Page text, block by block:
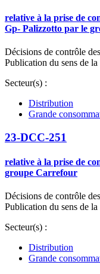
relative à la prise de
Gp- Palizzotto par le
Décisions de contrôle
Publication du sens de
Secteur(s) :
Distribution
Grande
23-DCC-251
relative à la prise de
groupe Carrefour
Décisions de contrôle
Publication du sens de
Secteur(s) :
Distribution
Grande